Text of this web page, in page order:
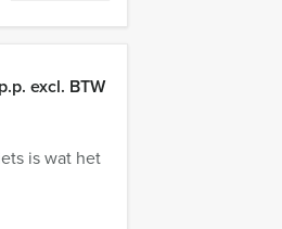
p.p. excl. BTW
is wat het